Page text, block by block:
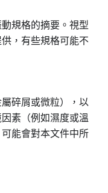
規格的摘要。視型
，有些規格可能不
碎屑或微粒），以
素（例如濕度或溫
能會對本文件中所